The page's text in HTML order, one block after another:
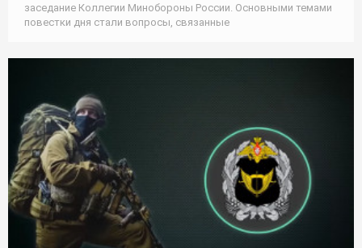
заседание Коллегии Минобороны России. Основными темами
повестки дня стали вопросы, связанные